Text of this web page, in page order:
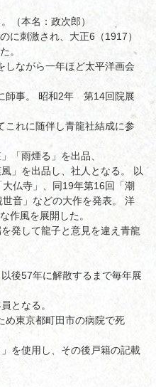
（本名：政次郎）
に刺激され、大正6（1917）
。
ながら一年ほど太平洋画会
師事。 昭和2年 第14回院展
れに随伴し青龍社結成に参
「雨煙る」を出品、
」を出品し、社人となる。 以
仏寺」、同19年第16回「潮
音」などの大作を発表。 洋
作風を展開した。
発して龍子と意見を違え青龍
後57年に解散するまで毎年展
となる。
東京都町田市の病院で死
を使用し、その後戸籍の記載